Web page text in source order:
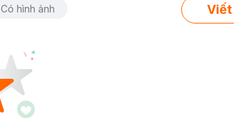
Có hình ảnh Viết